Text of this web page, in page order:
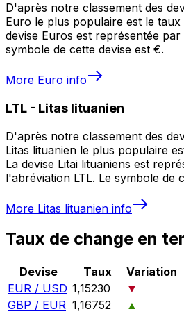
D'après notre classement des
Euro le plus populaire est le taux
devise Euros est représentée
symbole de cette devise est €.
More Euro info
LTL - Litas lituanien
D'après notre classement des
Litas lituanien le plus populaire
La devise Litai lituaniens est
l'abréviation LTL. Le symbole de
More Litas lituanien info
Taux de change en
Devise Taux
Variation
EUR / USD 1,15230
▼
GBP / EUR 1,16752
▲